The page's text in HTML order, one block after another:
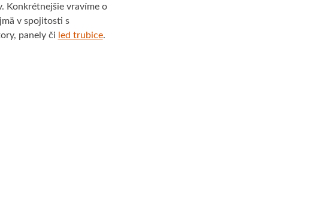
Konkrétnejšie vravíme o
v spojitosti s
panely či led trubice.